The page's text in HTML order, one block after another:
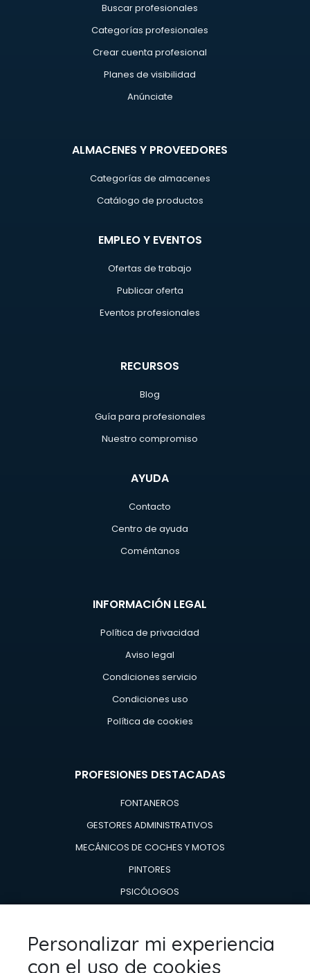
Buscar profesionales
Categorías profesionales
Crear cuenta profesional
Planes de visibilidad
Anúnciate
ALMACENES Y PROVEEDORES
Categorías de almacenes
Catálogo de productos
EMPLEO Y EVENTOS
Ofertas de trabajo
Publicar oferta
Eventos profesionales
RECURSOS
Blog
Guía para profesionales
Nuestro compromiso
AYUDA
Contacto
Centro de ayuda
Coméntanos
INFORMACIÓN LEGAL
Política de privacidad
Aviso legal
Condiciones servicio
Condiciones uso
Política de cookies
PROFESIONES DESTACADAS
FONTANEROS
GESTORES ADMINISTRATIVOS
MECÁNICOS DE COCHES Y MOTOS
PINTORES
PSICÓLOGOS
TÉCNICOS EN REPARACIÓN DE
ELECTRODOMESTICOS
Personalizar mi experiencia
con el uso de cookies